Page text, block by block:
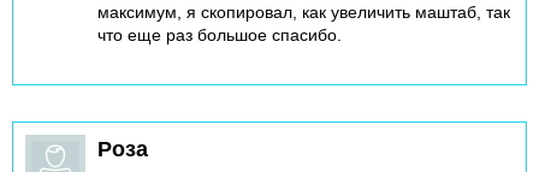
максимум, я скопировал, как увеличить маштаб, так
что еще раз большое спасибо.
Роза